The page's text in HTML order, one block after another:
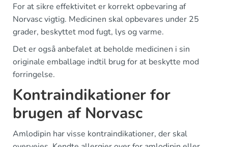
For at sikre effektivitet er korrekt opbevaring af
Norvasc vigtig. Medicinen skal opbevares under 25
grader, beskyttet mod fugt, lys og varme.
Det er også anbefalet at beholde medicinen i sin
originale emballage indtil brug for at beskytte mod
forringelse.
Kontraindikationer for
brugen af Norvasc
Amlodipin har visse kontraindikationer, der skal